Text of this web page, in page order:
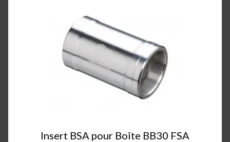
Insert BSA pour Boîte BB30 FSA